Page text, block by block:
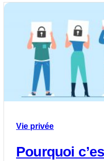
Vie privée
Pourquoi